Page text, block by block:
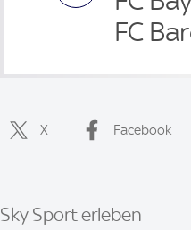
FC
X Facebook
Sky Sport erleben